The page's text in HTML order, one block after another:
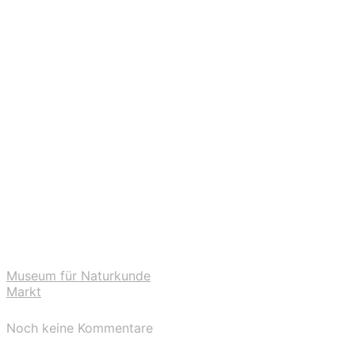
Museum für Naturkunde
Markt
Noch keine Kommentare